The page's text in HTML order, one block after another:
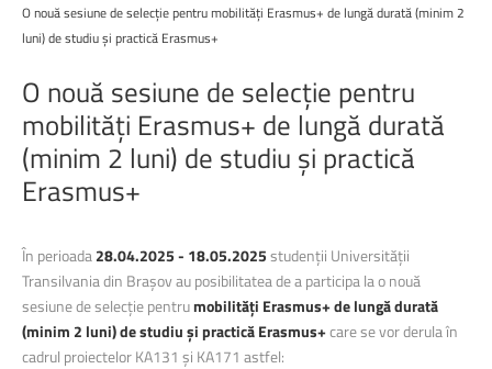
O nouă sesiune de selecție pentru mobilități Erasmus+ de lungă durată (minim 2
luni) de studiu și practică Erasmus+
O nouă sesiune de selecție pentru
mobilități Erasmus+ de lungă durată
(minim 2 luni) de studiu și practică
Erasmus+
În perioada28.04.2025 - 18.05.2025studenții Universității
Transilvania din Brașov au posibilitatea de a participa la o nouă
sesiune de selecție pentrumobilități Erasmus+ de lungă durată
(minim 2 luni) de studiu și practică Erasmus+care se vor derula în
cadrul proiectelor KA131 și KA171 astfel: